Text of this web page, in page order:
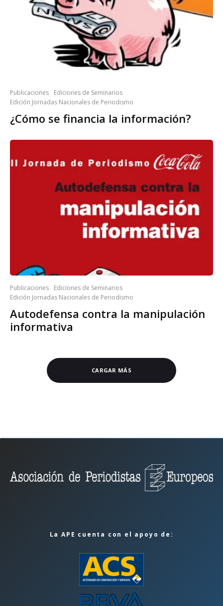
Publicaciones
Ediciones de Seminarios
Edición Jornadas Nacionales de Periodismo
¿Cómo se financia la información?
Publicaciones
Ediciones de Seminarios
Edición Jornadas Nacionales de Periodismo
Autodefensa contra la manipulación
informativa
CARGAR MÁS
La APE cuenta con el apoyo de: